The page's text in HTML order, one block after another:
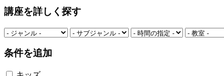
講座を詳しく探す
条件を追加